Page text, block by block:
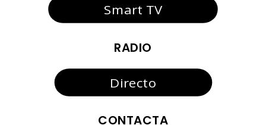
Smart TV
RADIO
Directo
CONTACTA